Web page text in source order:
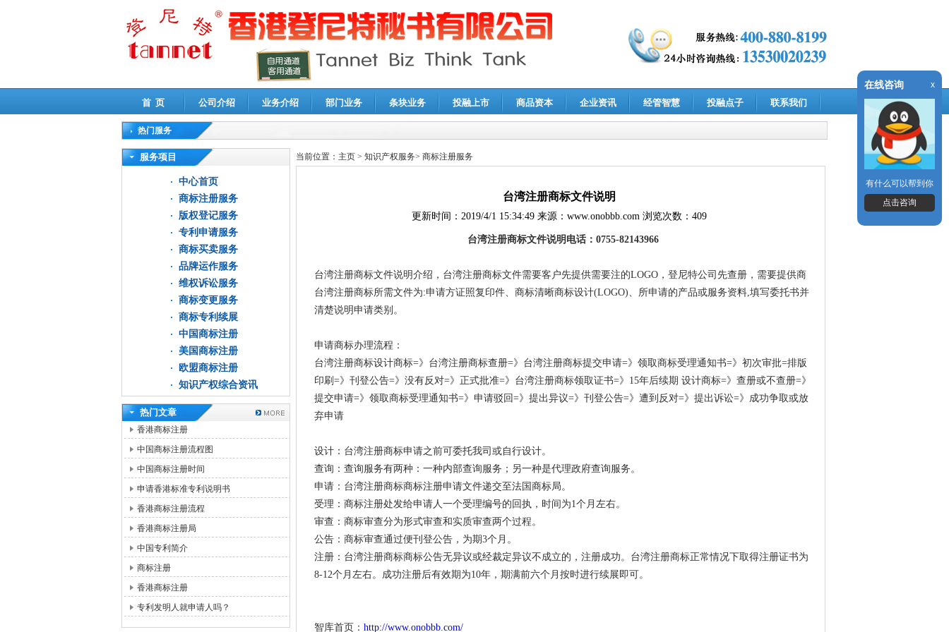
首 页 公司介绍 业务介绍 部门业务 条块业务 投融上市 商品资本 企业资讯 经管智慧 投融点子 联系我们
热门服务
高新技术企业认定审计|企业所得税汇算清缴申报鉴证
服务项目
中心首页
商标注册服务
版权登记服务
专利申请服务
商标买卖服务
品牌运作服务
维权诉讼服务
商标变更服务
商标专利续展
中国商标注册
美国商标注册
欧盟商标注册
知识产权综合资讯
热门文章
香港商标注册
中国商标注册流程图
中国商标注册时间
申请香港标准专利说明书
香港商标注册流程
香港商标注册局
中国专利简介
商标注册
香港商标注册
专利发明人就申请人吗？
当前位置： 主页 > 知识产权服务> 商标注册服务
台湾注册商标文件说明
更新时间： 2019/4/1 15:34:49来源： www.onobbb.com浏览次数：409
台湾注册商标文件说明电话：0755-82143966
台湾注册商标文件说明介绍，台湾注册商标文件需要客户先提供需要注的LOGO，登尼特公司先查册，需要提供商
台湾注册商标所需文件为:申请方证照复印件、商标清晰商标设计(LOGO)、所申请的产品或服务资料,填写委托书并
清楚说明申请类别。
申请商标办理流程：
台湾注册商标设计商标=》 台湾注册商标查册=》 台湾注册商标提交申请=》领取商标受理通知书=》初次审批=排版
印刷 =》刊登公告=》没有反对=》正式批准=》 台湾注册商标领取证书=》 15年后续期 设计商标=》查册或不查册=》
提交申请=》领取商标受理通知书=》申请驳回=》提出异议=》刊登公告=》遭到反对=》提出诉讼=》成功争取或放
弃申请
设计：台湾注册商标申请之前可委托我司或自行设计。
查询：查询服务有两种：一种内部查询服务；另一种是代理政府查询服务。
申请：台湾注册商标商标注册申请文件递交至法国商标局。
受理：商标注册处发给申请人一个受理编号的回执，时间为1个月左右。
审查：商标审查分为形式审查和实质审查两个过程。
公告：商标审查通过便刊登公告，为期3个月。
注册：台湾注册商标商标公告无异议或经裁定异议不成立的，注册成功。台湾注册商标正常情况下取得注册证书为
8-12个月左右。成功注册后有效期为10年，期满前六个月按时进行续展即可。
智库首页： http://www.onobbb.com/
在线咨询 x
有什么可以帮到你
点击咨询